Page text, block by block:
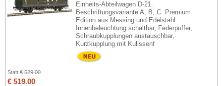
Einheits-Abteilwagen D-21.
Beschriftungsvariante A, B, C. Premium
Edition aus Messing und Edelstahl.
Innenbeleuchtung schaltbar, Federpuffer,
Schraubkupplungen austauschbar,
Kurzkupplung mit Kulissenf
Statt € 529.00
€ 519.00